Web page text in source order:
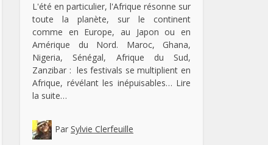
L'été en particulier, l'Afrique résonne sur
toute la planète, sur le continent
comme en Europe, au Japon ou en
Amérique du Nord. Maroc, Ghana,
Nigeria, Sénégal, Afrique du Sud,
Zanzibar : les festivals se multiplient en
Afrique, révélant les inépuisables… Lire
la suite…
Par Sylvie Clerfeuille